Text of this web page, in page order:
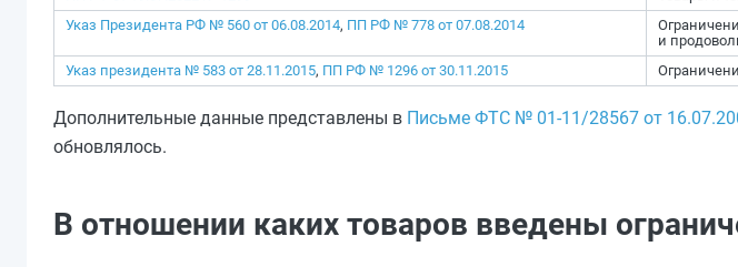
Указ Президента РФ № 560 от 06.08.2014, ПП РФ № 778 от 07.08.2014
и
Указ президента № 583 от 28.11.2015, ПП РФ № 1296 от 30.11.2015
Дополнительные данные представлены в Письме ФТС № 01-11/28567 от
обновлялось.
В отношении каких товаров введены